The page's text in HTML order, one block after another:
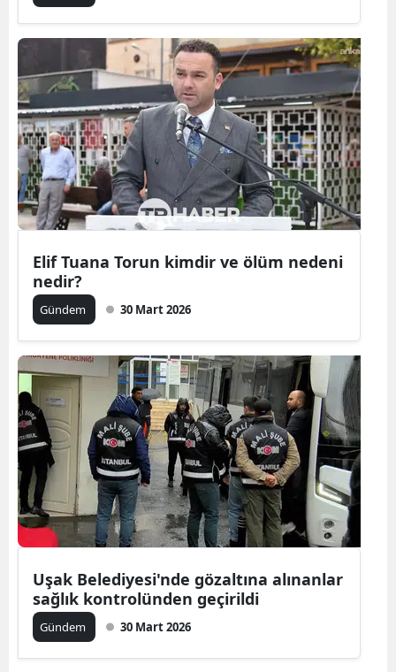
Elif Tuana Torun kimdir ve ölüm nedeni
nedir?
Gündem 30 Mart 2026
Uşak Belediyesi'nde gözaltına alınanlar
sağlık kontrolünden geçirildi
Gündem 30 Mart 2026